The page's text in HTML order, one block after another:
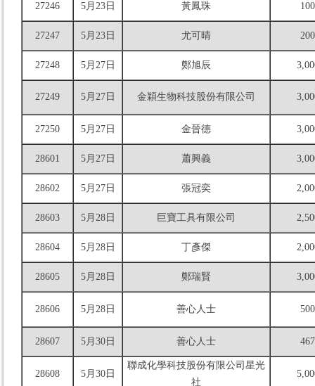
27246 5月23日 黃鳳珠 100
27247 5月23日 尤可晴 200
27248 5月27日 鄭旭辰
27249 5月27日 金穎生物科技股份有限公司
27250 5月27日 金晉德
28601 5月27日 蕭興義
28602 5月27日 張冠奕
28603 5月28日 巨寶工具有限公司
28604 5月28日 丁彥傑
28605 5月28日 鄭瑞賢
28606 5月28日 善心人士 500
28607 5月30日 善心人士 467
28608 5月30日
聯成化學科技股份有限公司星光
社